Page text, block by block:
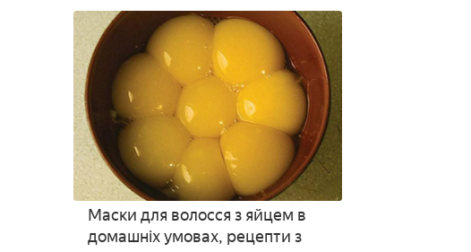
Маски для волосся з яйцем в
домашніх умовах, рецепти з